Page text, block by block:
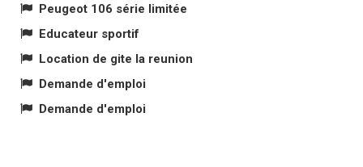
Peugeot 106 série limitée
Educateur sportif
Location de gite la reunion
Demande d'emploi
Demande d'emploi